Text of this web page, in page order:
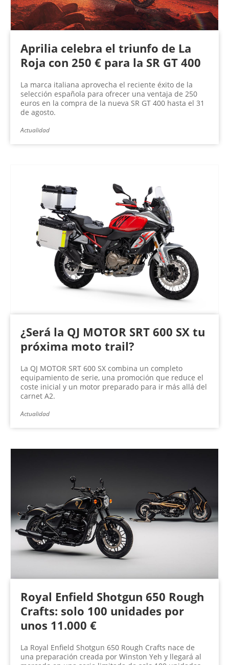
Aprilia celebra el triunfo de La
Roja con 250 € para la SR GT 400
La marca italiana aprovecha el reciente éxito de la
selección española para ofrecer una ventaja de 250
euros en la compra de la nueva SR GT 400 hasta el 31
de agosto.
Actualidad
¿Será la QJ MOTOR SRT 600 SX tu
próxima moto trail?
La QJ MOTOR SRT 600 SX combina un completo
equipamiento de serie, una promoción que reduce el
coste inicial y un motor preparado para ir más allá del
carnet A2.
Actualidad
Royal Enfield Shotgun 650 Rough
Crafts: solo 100 unidades por
unos 11.000 €
La Royal Enfield Shotgun 650 Rough Crafts nace de
una preparación creada por Winston Yeh y llegará al